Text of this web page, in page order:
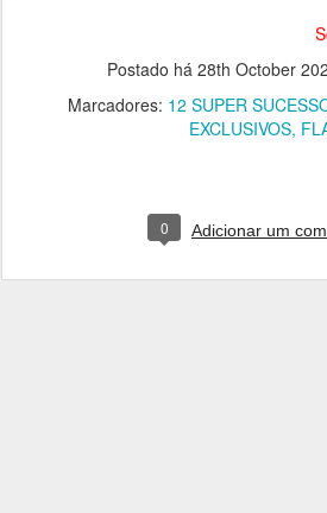
Postado há 28th October
Marcadores: 12 SUPER
EXCLUSIVOS
0 Adicionar um